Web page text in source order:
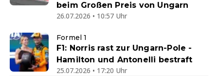
beim Großen Preis von Ungarn
26.07.2026 • 10:57 Uhr
Formel 1
F1: Norris rast zur Ungarn-Pole -
Hamilton und Antonelli bestraft
25.07.2026 • 17:20 Uhr